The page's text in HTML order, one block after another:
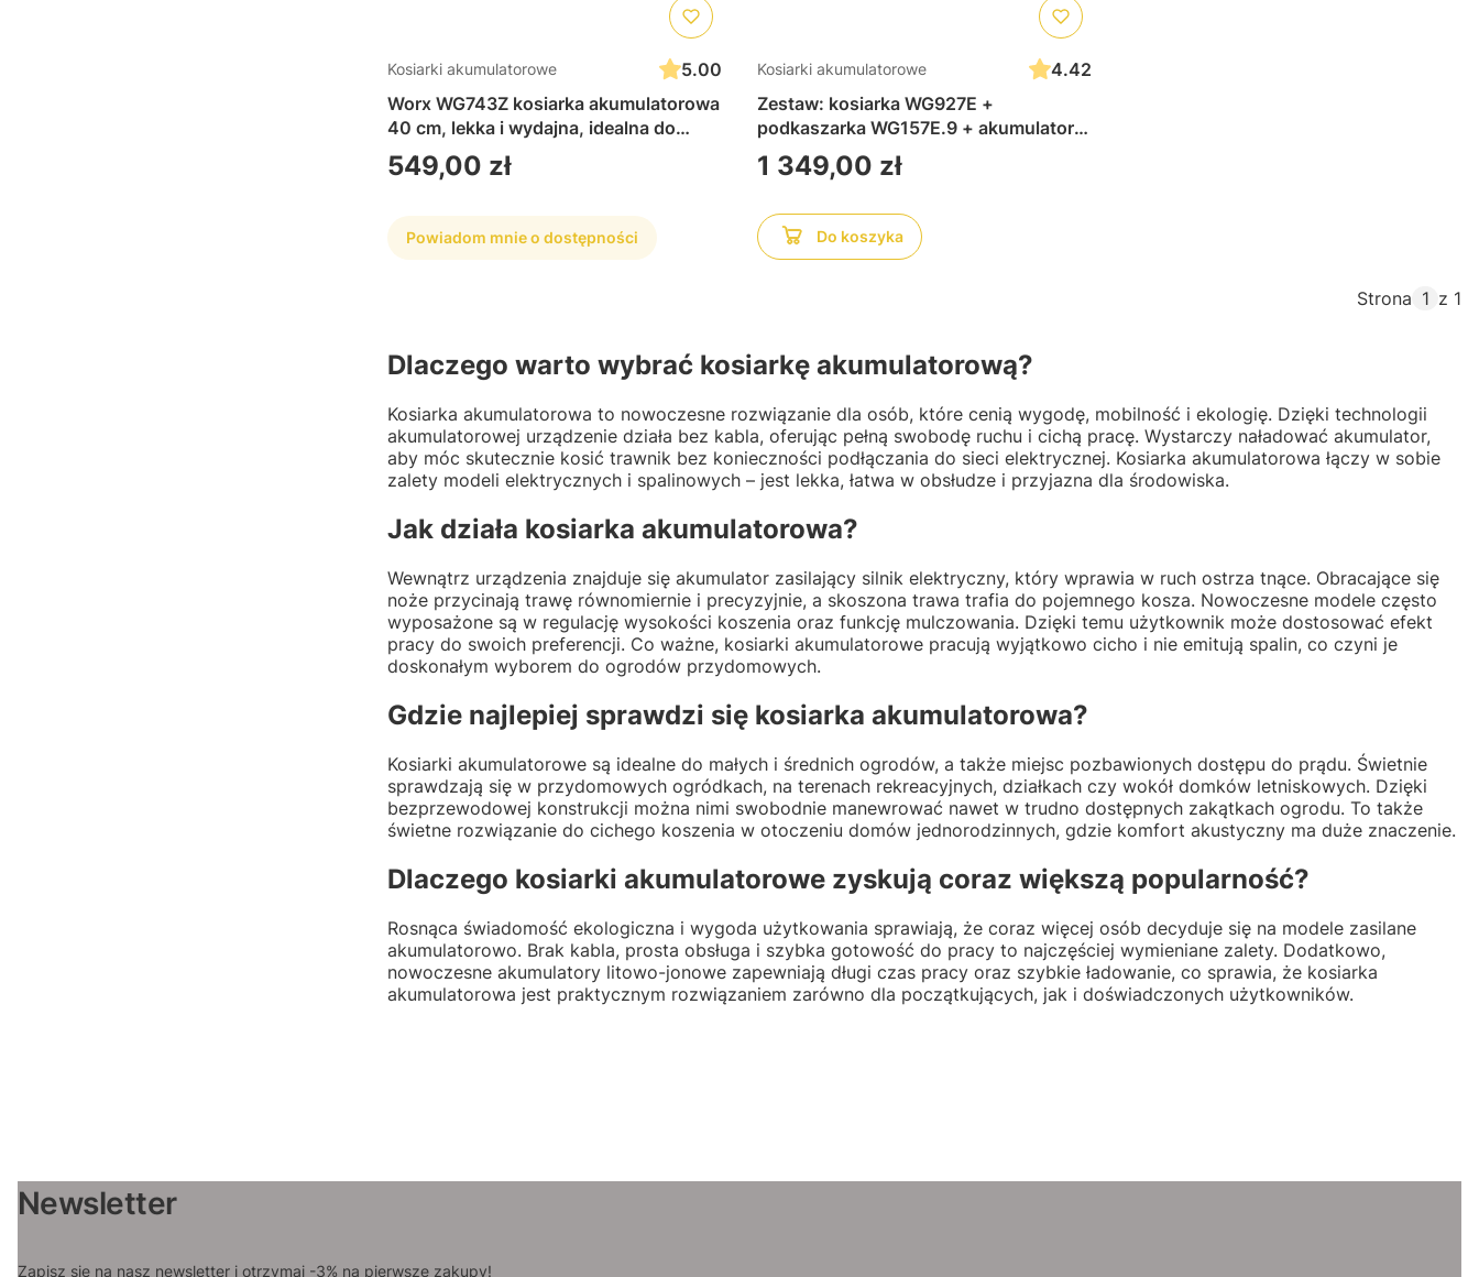
Kosiarki akumulatorowe
5.00
Worx WG743Z kosiarka akumulatorowa
40 cm, lekka i wydajna, idealna do
przydomowych trawników, łatwa w
obsłudze i kompaktowa do
Cena
549,00 zł
Powiadom mnie o dostępności
Kosiarki akumulatorowe
4.42
Zestaw: kosiarka WG927E +
podkaszarka WG157E.9 + akumulator +
ładowarka
Cena
1 349,00 zł
Do koszyka
Strona z 1
Dlaczego warto wybrać kosiarkę akumulatorową?
Kosiarka akumulatorowa to nowoczesne rozwiązanie dla osób, które cenią wygodę, mobilność i ekologię. Dzięki technologii
akumulatorowej urządzenie działa bez kabla, oferując pełną swobodę ruchu i cichą pracę. Wystarczy naładować akumulator,
aby móc skutecznie kosić trawnik bez konieczności podłączania do sieci elektrycznej. Kosiarka akumulatorowa łączy w sobie
zalety modeli elektrycznych i spalinowych – jest lekka, łatwa w obsłudze i przyjazna dla środowiska.
Jak działa kosiarka akumulatorowa?
Wewnątrz urządzenia znajduje się akumulator zasilający silnik elektryczny, który wprawia w ruch ostrza tnące. Obracające się
noże przycinają trawę równomiernie i precyzyjnie, a skoszona trawa trafia do pojemnego kosza. Nowoczesne modele często
wyposażone są w regulację wysokości koszenia oraz funkcję mulczowania. Dzięki temu użytkownik może dostosować efekt
pracy do swoich preferencji. Co ważne, kosiarki akumulatorowe pracują wyjątkowo cicho i nie emitują spalin, co czyni je
doskonałym wyborem do ogrodów przydomowych.
Gdzie najlepiej sprawdzi się kosiarka akumulatorowa?
Kosiarki akumulatorowe są idealne do małych i średnich ogrodów, a także miejsc pozbawionych dostępu do prądu. Świetnie
sprawdzają się w przydomowych ogródkach, na terenach rekreacyjnych, działkach czy wokół domków letniskowych. Dzięki
bezprzewodowej konstrukcji można nimi swobodnie manewrować nawet w trudno dostępnych zakątkach ogrodu. To także
świetne rozwiązanie do cichego koszenia w otoczeniu domów jednorodzinnych, gdzie komfort akustyczny ma duże znaczenie.
Dlaczego kosiarki akumulatorowe zyskują coraz większą popularność?
Rosnąca świadomość ekologiczna i wygoda użytkowania sprawiają, że coraz więcej osób decyduje się na modele zasilane
akumulatorowo. Brak kabla, prosta obsługa i szybka gotowość do pracy to najczęściej wymieniane zalety. Dodatkowo,
nowoczesne akumulatory litowo-jonowe zapewniają długi czas pracy oraz szybkie ładowanie, co sprawia, że kosiarka
akumulatorowa jest praktycznym rozwiązaniem zarówno dla początkujących, jak i doświadczonych użytkowników.
Newsletter
Zapisz się na nasz newsletter i otrzymaj -3% na pierwsze zakupy!